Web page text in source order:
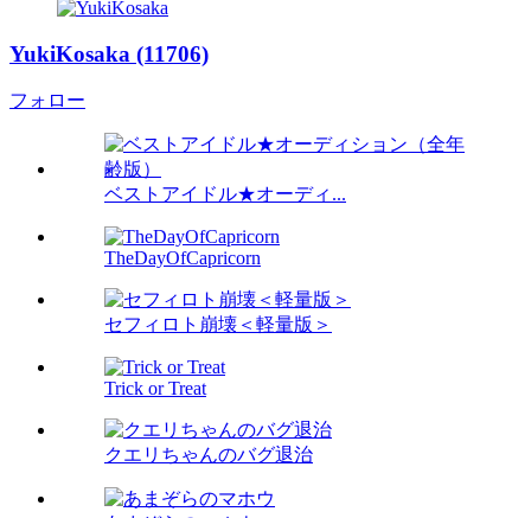
YukiKosaka (11706)
フォロー
ベストアイドル★オーディ...
TheDayOfCapricorn
セフィロト崩壊＜軽量版＞
Trick or Treat
クエリちゃんのバグ退治